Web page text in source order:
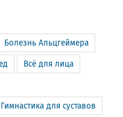
Болезнь Альцгеймера
Всё для лица
Гимнастика для суставов